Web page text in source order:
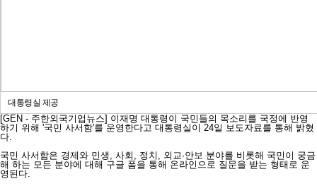
대통령실 제공
[GEN - 주한외국기업뉴스] 이재명 대통령이 국민들의 목소리를 국정에 반영
하기 위해 '국민 사서함'를 운영한다고 대통령실이 24일 보도자료를 통해 밝혔
다.
국민 사서함은 경제와 민생, 사회, 정치, 외교·안보 분야를 비롯해 국민이 궁금
해 하는 모든 분야에 대해 구글 폼을 통해 온라인으로 질문을 받는 형태로 운
영된다.